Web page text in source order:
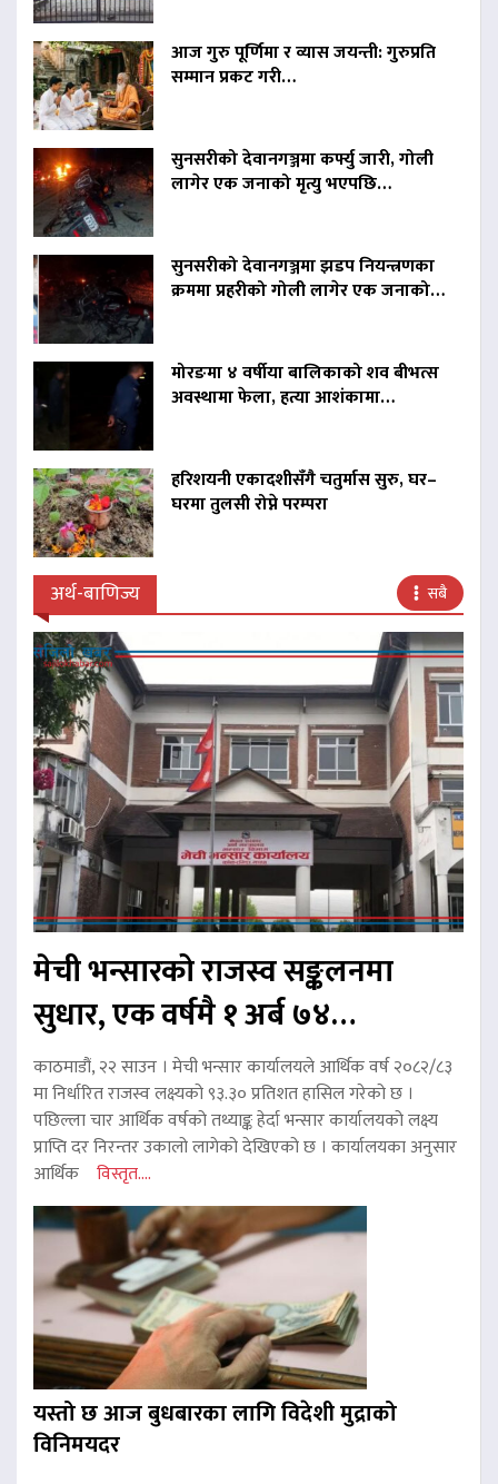
आज गुरु पूर्णिमा र व्यास जयन्ती: गुरुप्रति
सम्मान प्रकट गरी…
सुनसरीको देवानगञ्जमा कर्फ्यु जारी, गोली
लागेर एक जनाको मृत्यु भएपछि…
सुनसरीको देवानगञ्जमा झडप नियन्त्रणका
क्रममा प्रहरीको गोली लागेर एक जनाको…
मोरङमा ४ वर्षीया बालिकाको शव बीभत्स
अवस्थामा फेला, हत्या आशंकामा…
हरिशयनी एकादशीसँगै चतुर्मास सुरु, घर–
घरमा तुलसी रोप्ने परम्परा
अर्थ-बाणिज्य सबै
मेची भन्सारको राजस्व सङ्कलनमा
सुधार, एक वर्षमै १ अर्ब ७४…
काठमाडौं, २२ साउन । मेची भन्सार कार्यालयले आर्थिक वर्ष २०८२/८३
मा निर्धारित राजस्व लक्ष्यको ९३.३० प्रतिशत हासिल गरेको छ ।
पछिल्ला चार आर्थिक वर्षको तथ्याङ्क हेर्दा भन्सार कार्यालयको लक्ष्य
प्राप्ति दर निरन्तर उकालो लागेको देखिएको छ । कार्यालयका अनुसार
आर्थिक विस्तृत....
यस्तो छ आज बुधबारका लागि विदेशी मुद्राको
विनिमयदर